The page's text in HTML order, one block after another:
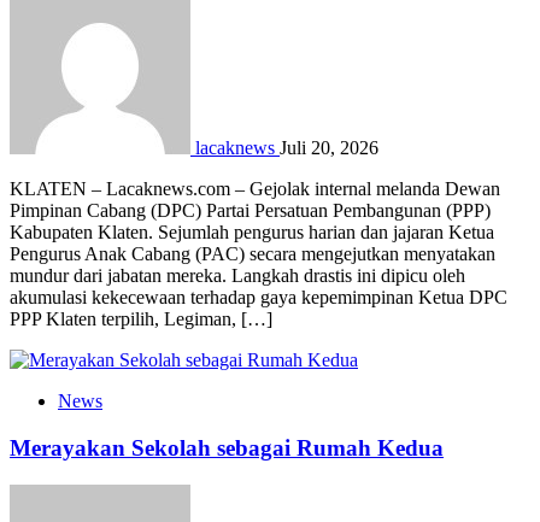
lacaknews Juli 20, 2026
KLATEN – Lacaknews.com – Gejolak internal melanda Dewan
Pimpinan Cabang (DPC) Partai Persatuan Pembangunan (PPP)
Kabupaten Klaten. Sejumlah pengurus harian dan jajaran Ketua
Pengurus Anak Cabang (PAC) secara mengejutkan menyatakan
mundur dari jabatan mereka. Langkah drastis ini dipicu oleh
akumulasi kekecewaan terhadap gaya kepemimpinan Ketua DPC
PPP Klaten terpilih, Legiman, […]
News
Merayakan Sekolah sebagai Rumah Kedua